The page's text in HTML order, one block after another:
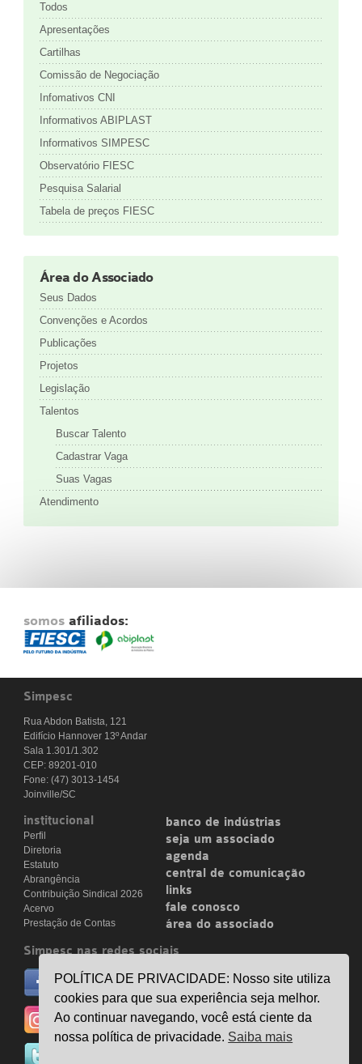
Todos
Apresentações
Cartilhas
Comissão de Negociação
Infomativos CNI
Informativos ABIPLAST
Informativos SIMPESC
Observatório FIESC
Pesquisa Salarial
Tabela de preços FIESC
Área do Associado
Seus Dados
Convenções e Acordos
Publicações
Projetos
Legislação
Talentos
Buscar Talento
Cadastrar Vaga
Suas Vagas
Atendimento
somos afiliados:
Simpesc
Rua Abdon Batista, 121
Edifício Hannover 13º Andar
Sala 1.301/1.302
CEP: 89201-010
Fone: (47) 3013-1454
Joinville/SC
institucional
Perfil
Diretoria
Estatuto
Abrangência
Contribuição Sindical 2026
Acervo
Prestação de Contas
banco de indústrias
seja um associado
agenda
central de comunicação
links
fale conosco
área do associado
Simpesc nas redes sociais
no facebook
/simpesc
no instagram
@simpescplasticos
POLÍTICA DE PRIVACIDADE: Nosso site utiliza
cookies para que sua experiência seja melhor.
Ao continuar navegando, você está ciente da
nossa política de privacidade. Saiba mais